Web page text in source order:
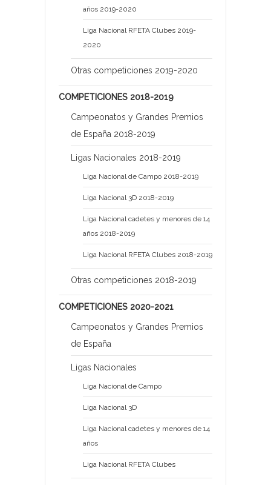
años 2019-2020
Liga Nacional RFETA Clubes 2019-
2020
Otras competiciones 2019-2020
COMPETICIONES 2018-2019
Campeonatos y Grandes Premios
de España 2018-2019
Ligas Nacionales 2018-2019
Liga Nacional de Campo 2018-2019
Liga Nacional 3D 2018-2019
Liga Nacional cadetes y menores de 14
años 2018-2019
Liga Nacional RFETA Clubes 2018-2019
Otras competiciones 2018-2019
COMPETICIONES 2020-2021
Campeonatos y Grandes Premios
de España
Ligas Nacionales
Liga Nacional de Campo
Liga Nacional 3D
Liga Nacional cadetes y menores de 14
años
Liga Nacional RFETA Clubes